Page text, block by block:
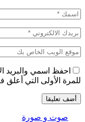
احفظ اسمي والبريد
للمرة الأولى التي أعلق
صوت و صورة